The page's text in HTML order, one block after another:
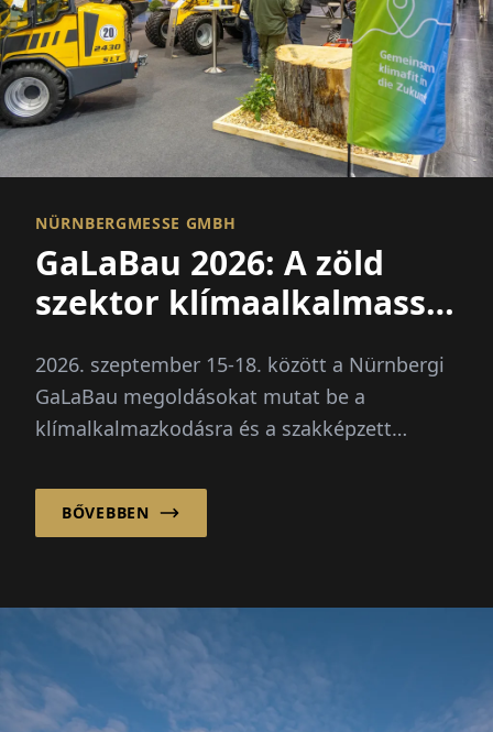
NÜRNBERGMESSE GMBH
GaLaBau 2026: A zöld
szektor klímaalkalmassá
2026. szeptember 15-18. között a Nürnbergi
GaLaBau megoldásokat mutat be a
klímalkalmazkodásra és a szakképzett
jövőbeli tér a digitalizáció és mesterséges
intelligencia számára.
BŐVEBBEN